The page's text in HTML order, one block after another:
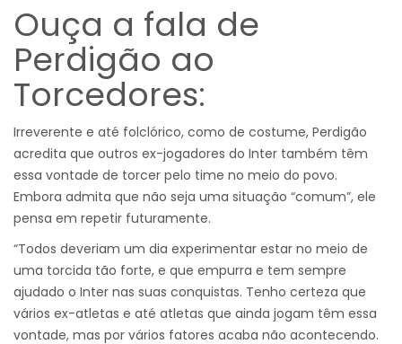
Ouça a fala de
Perdigão ao
Torcedores:
Irreverente e até folclórico, como de costume, Perdigão
acredita que outros ex-jogadores do Inter também têm
essa vontade de torcer pelo time no meio do povo.
Embora admita que não seja uma situação “comum”, ele
pensa em repetir futuramente.
“Todos deveriam um dia experimentar estar no meio de
uma torcida tão forte, e que empurra e tem sempre
ajudado o Inter nas suas conquistas. Tenho certeza que
vários ex-atletas e até atletas que ainda jogam têm essa
vontade, mas por vários fatores acaba não acontecendo.